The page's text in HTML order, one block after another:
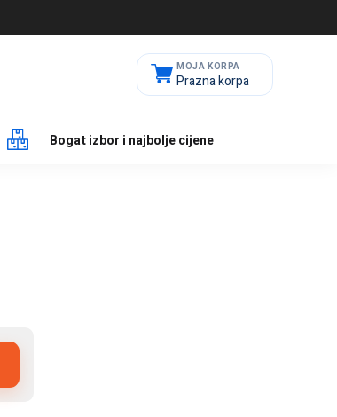
Prazna korpa
Bogat izbor i najbolje cijene